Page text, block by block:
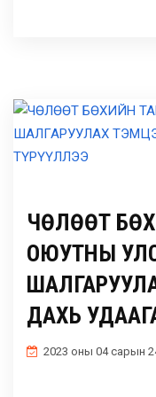
ЧӨЛӨӨТ
ОЮУТНЫ
ДАХЬ
2023 оны 04 сарын